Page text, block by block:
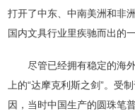
打开了中东、中南美洲和非
国内文具行业里疾驰而出的
尽管已经拥有稳定的海
上的“达摩克利斯之剑”。受
因，当时中国生产的圆珠笔